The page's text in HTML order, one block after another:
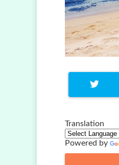
Translation
Powered by